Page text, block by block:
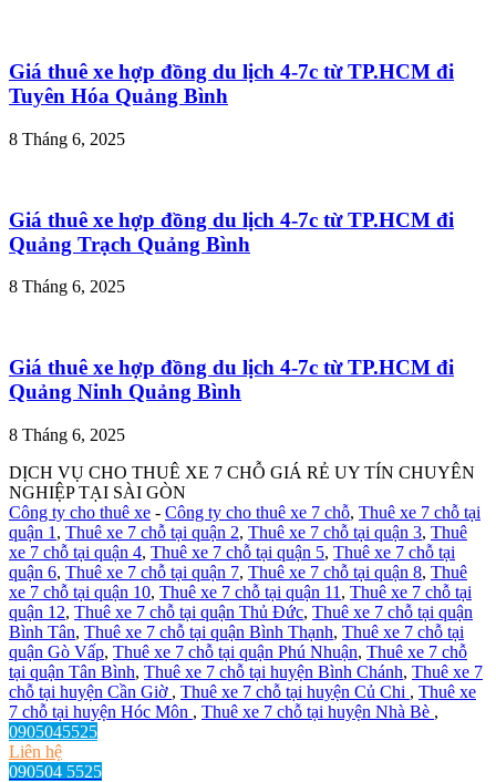
Giá thuê xe hợp đồng du lịch 4-7c từ TP.HCM đi
Tuyên Hóa Quảng Bình
8 Tháng 6, 2025
Giá thuê xe hợp đồng du lịch 4-7c từ TP.HCM đi
Quảng Trạch Quảng Bình
8 Tháng 6, 2025
Giá thuê xe hợp đồng du lịch 4-7c từ TP.HCM đi
Quảng Ninh Quảng Bình
8 Tháng 6, 2025
DỊCH VỤ CHO THUÊ XE 7 CHỖ GIÁ RẺ UY TÍN CHUYÊN
NGHIỆP TẠI SÀI GÒN
Công ty cho thuê xe - Công ty cho thuê xe 7 chỗ, Thuê xe 7 chỗ tại
quận 1 , Thuê xe 7 chỗ tại quận 2, Thuê xe 7 chỗ tại quận 3, Thuê
xe 7 chỗ tại quận 4, Thuê xe 7 chỗ tại quận 5, Thuê xe 7 chỗ tại
quận 6, Thuê xe 7 chỗ tại quận 7, Thuê xe 7 chỗ tại quận 8, Thuê
xe 7 chỗ tại quận 10, Thuê xe 7 chỗ tại quận 11 , Thuê xe 7 chỗ tại
quận 12, Thuê xe 7 chỗ tại quận Thủ Đức, Thuê xe 7 chỗ tại quận
Bình Tân, Thuê xe 7 chỗ tại quận Bình Thạnh, Thuê xe 7 chỗ tại
quận Gò Vấp, Thuê xe 7 chỗ tại quận Phú Nhuận, Thuê xe 7 chỗ
tại quận Tân Bình, Thuê xe 7 chỗ tại huyện Bình Chánh, Thuê xe 7
chỗ tại huyện Cần Giờ , Thuê xe 7 chỗ tại huyện Củ Chi , Thuê xe
7 chỗ tại huyện Hóc Môn , Thuê xe 7 chỗ tại huyện Nhà Bè ,
0905045525
Liên hệ
090504 5525